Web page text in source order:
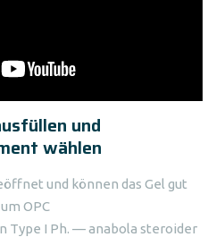
und
wählen
und können das Gel gut
OPC
Type I Ph. — anabola steroider